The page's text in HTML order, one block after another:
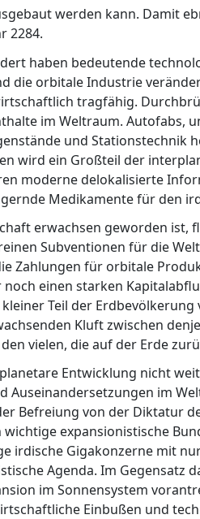
werden kann. Damit
2284.
haben bedeutende
die orbitale Industrie
tragfähig.
im Weltraum. Autofabs,
und Stationstechnik
wird ein Großteil der
moderne delokalisierte
Medikamente für den
erwachsen geworden ist,
Subventionen für die
Zahlungen für orbitale
einen starken
Teil der
Kluft zwischen
vielen, die auf der Erde
Entwicklung nicht
Auseinandersetzungen im
Befreiung von der Diktatur
expansionistische
irdische Gigakonzerne mit
Agenda. Im Gegensatz
im Sonnensystem
Einbußen und